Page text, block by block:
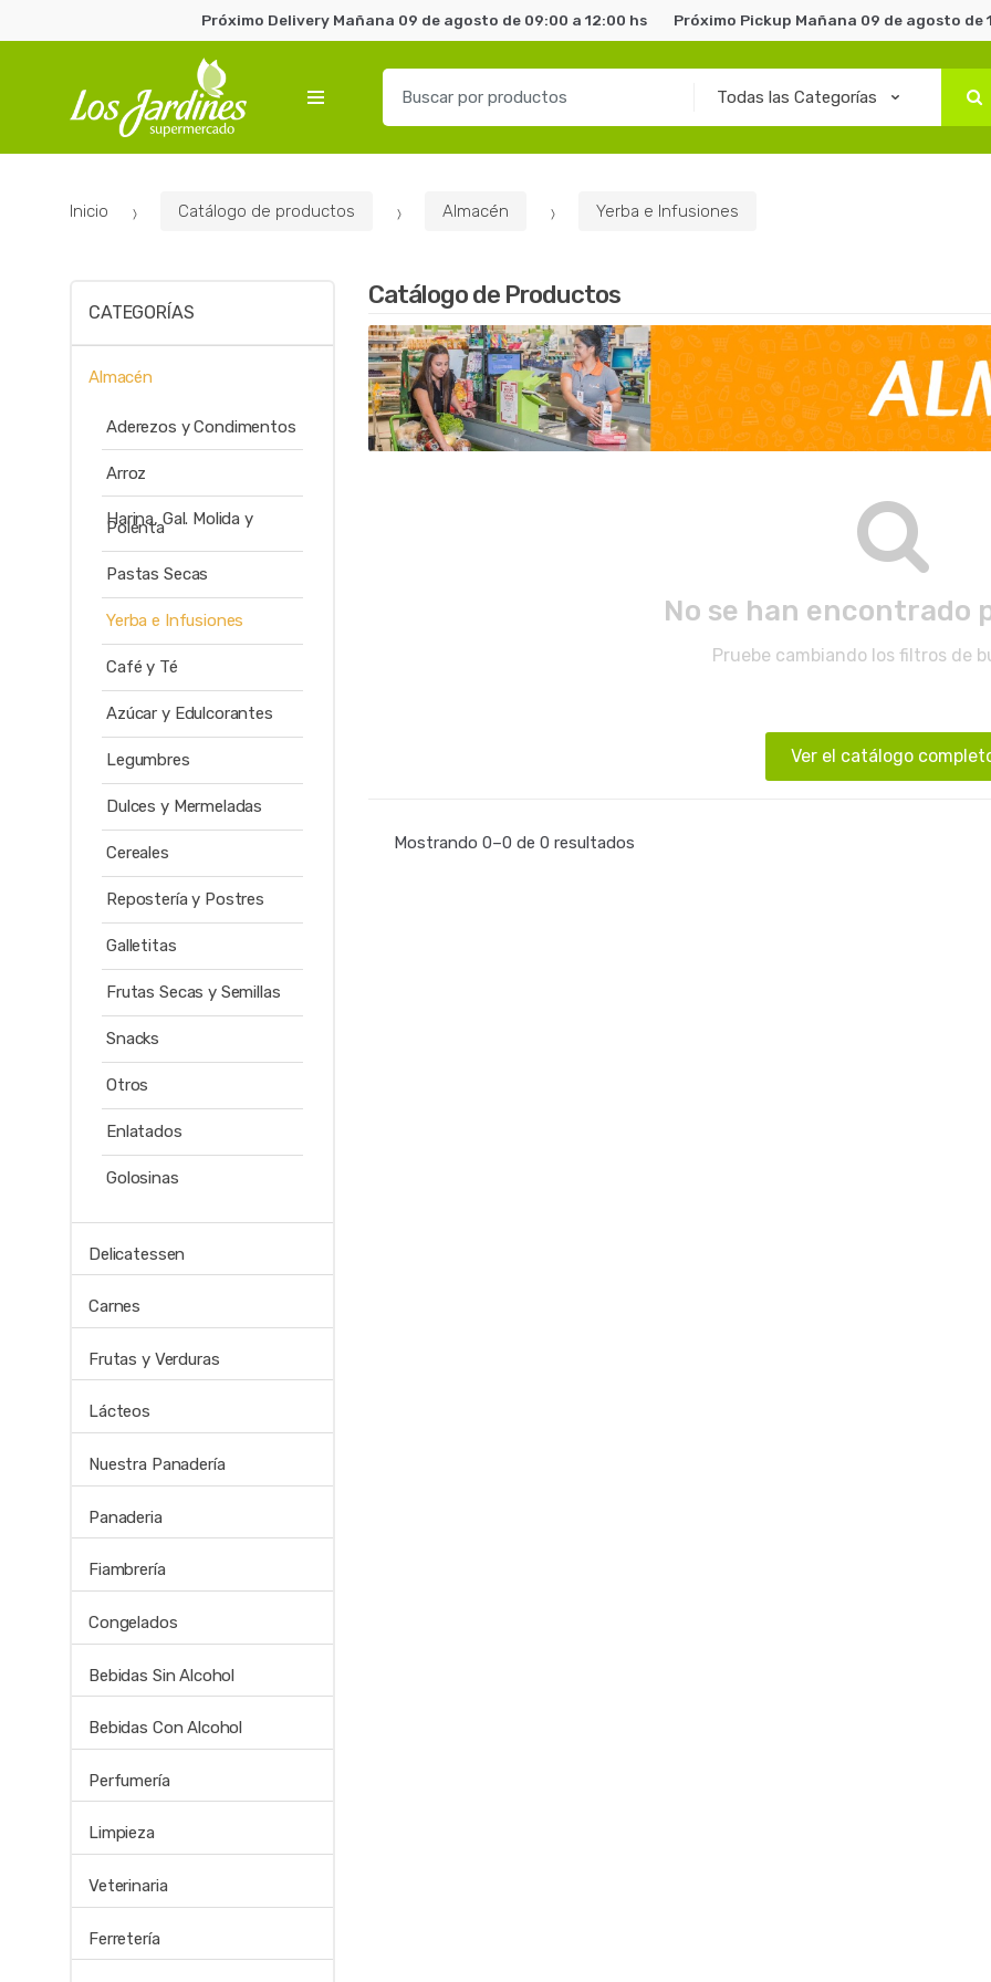
Próximo Delivery Mañana 09 de agosto de 09:00 a 12:00 hs Próximo Pickup Mañana 09 de agosto de
r
Inicio Catálogo de productos Almacén Yerba e Infusiones
Catálogo de Productos
No se han encontrado
Pruebe cambiando los filtros de
Ver el catálogo
Mostrando 0–0 de 0 resultados
CATEGORÍAS
Almacén
Aderezos y Condimentos
Arroz
Harina, Gal. Molida y
Polenta
Pastas Secas
Yerba e Infusiones
Café y Té
Azúcar y Edulcorantes
Legumbres
Dulces y Mermeladas
Cereales
Repostería y Postres
Galletitas
Frutas Secas y Semillas
Snacks
Otros
Enlatados
Golosinas
Delicatessen
Carnes
Frutas y Verduras
Lácteos
Nuestra Panadería
Panaderia
Fiambrería
Congelados
Bebidas Sin Alcohol
Bebidas Con Alcohol
Perfumería
Limpieza
Veterinaria
Ferretería